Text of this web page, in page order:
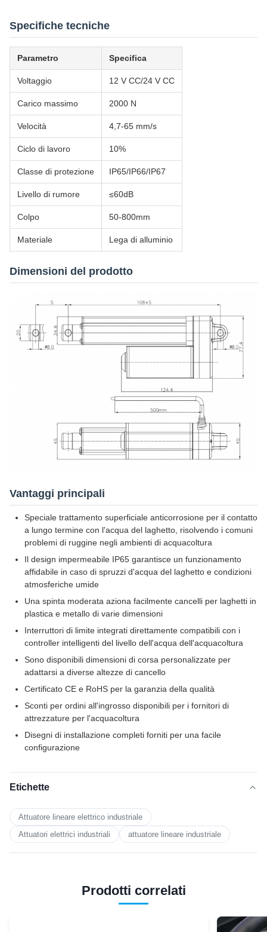
Specifiche tecniche
Parametro Specifica
Voltaggio 12 V CC/24 V CC
Carico massimo 2000 N
Velocità 4,7-65 mm/s
Ciclo di lavoro 10%
Classe di protezione IP65/IP66/IP67
Livello di rumore ≤60dB
Colpo 50-800mm
Materiale Lega di alluminio
Dimensioni del prodotto
Vantaggi principali
Speciale trattamento superficiale anticorrosione per il contatto
a lungo termine con l'acqua del laghetto, risolvendo i comuni
problemi di ruggine negli ambienti di acquacoltura
Il design impermeabile IP65 garantisce un funzionamento
affidabile in caso di spruzzi d'acqua del laghetto e condizioni
atmosferiche umide
Una spinta moderata aziona facilmente cancelli per laghetti in
plastica e metallo di varie dimensioni
Interruttori di limite integrati direttamente compatibili con i
controller intelligenti del livello dell'acqua dell'acquacoltura
Sono disponibili dimensioni di corsa personalizzate per
adattarsi a diverse altezze di cancello
Certificato CE e RoHS per la garanzia della qualità
Sconti per ordini all'ingrosso disponibili per i fornitori di
attrezzature per l'acquacoltura
Disegni di installazione completi forniti per una facile
configurazione
Etichette
Attuatore lineare elettrico industriale
Attuatori elettrici industriali
attuatore lineare industriale
Prodotti correlati